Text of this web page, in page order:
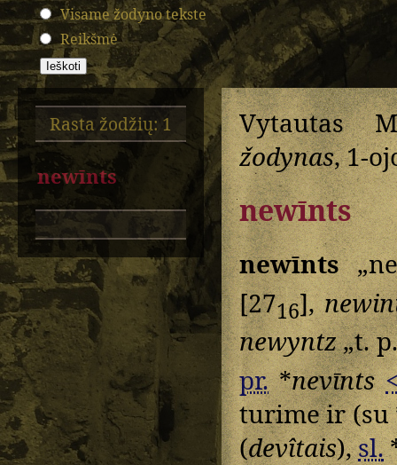
Visame žodyno tekste
Reikšmė
Rasta žodžių: 1
newīnts
Vytautas
žodynas, 1-
newīnts
newīnts
[2716],
newyntz„t.
pr.*nevīnts
turime ir (su
(devîtais),sl.